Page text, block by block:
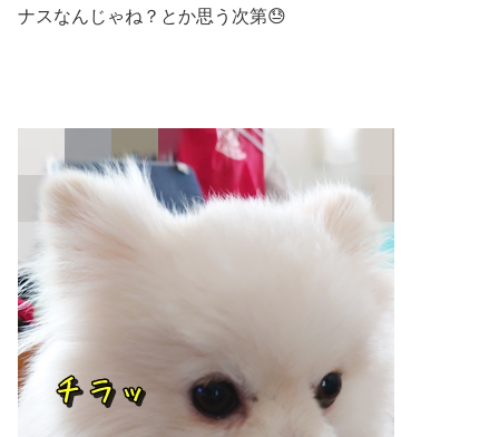
ナスなんじゃね？とか思う次第😓